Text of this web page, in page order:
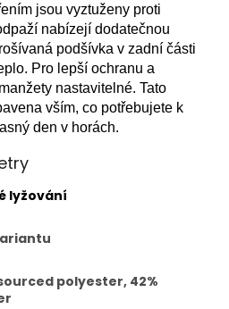
jsou vyztuženy proti
nabízejí dodatečnou
podšívka v zadní části
Pro lepší ochranu a
nastavitelné. Tato
vším, co potřebujete k
den v horách.
lyžování
polyester, 42%